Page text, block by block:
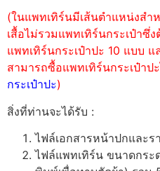
(ในแพทเทิร์นมีเส้นตำแหน่งสำ
เสื้อไม่รวมแพทเทิร์นกระเป๋าซึ่
แพทเทิร์นกระเป๋าปะ 10 แบบ
สามารถซื้อแพทเทิร์นกระเป๋าป
กระเป๋าปะ)
สิ่งที่ท่านจะได้รับ :
ไฟล์เอกสารหน้าปกและ
ไฟล์แพทเทิร์น ขนาดกร